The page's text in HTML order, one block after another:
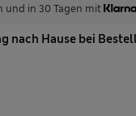
und in 30 Tagen mit
nach Hause bei